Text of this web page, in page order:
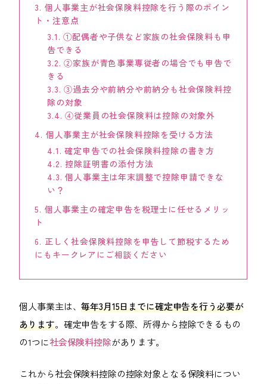
トピックス
COLUMN
コラム
TAX LAW TOPICS
税法トピックス
メディア情報
COMPANY
会社案内
ACCESS
アクセス
福岡本社
東京オフィス
大阪オフィス
RECRUIT
3. 個人事業主が社会保険料控除を行う際のポイン
ト・注意点
3.1. ①配偶者や子供など家族の社会保険料も申
告できる
3.2. ②家族が青色事業専従者の場合でも申告で
きる
3.3. ③過去分や前納分や前納分も社会保険料控
除の対象
3.4. ④従業員の社会保険料は控除の対象外
4. 個人事業主が社会保険料控除を受ける方法
4.1. 確定申告での社会保険料控除の書き方
4.2. 控除証明書の添付方法
4.3. 個人事業主は年末調整で控除申請できな
い？
5. 個人事業主の確定申告を税理士に任せるメリッ
ト
6. 正しく社会保険料控除を申告して節税するため
にもキークレアにご相談ください
個人事業主は、毎年3月15日までに確定申告を行う必要が
あります。確定申告をする際、所得から控除できるもの
の1つに社会保険料控除があります。
これから社会保険料控除の控除対象となる保険料につい